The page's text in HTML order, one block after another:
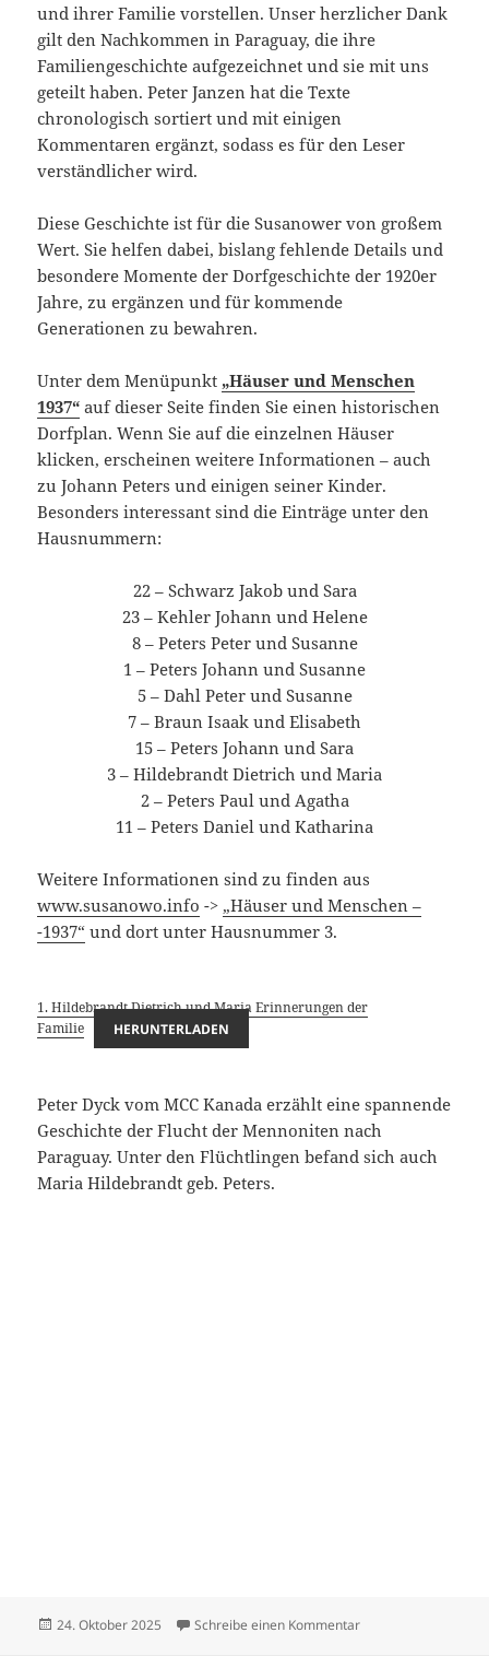
und ihrer Familie vorstellen. Unser herzlicher Dank
gilt den Nachkommen in Paraguay, die ihre
Familiengeschichte aufgezeichnet und sie mit uns
geteilt haben. Peter Janzen hat die Texte
chronologisch sortiert und mit einigen
Kommentaren ergänzt, sodass es für den Leser
verständlicher wird.
Diese Geschichte ist für die Susanower von großem
Wert. Sie helfen dabei, bislang fehlende Details und
besondere Momente der Dorfgeschichte der 1920er
Jahre, zu ergänzen und für kommende
Generationen zu bewahren.
Unter dem Menüpunkt „Häuser und Menschen
1937“ auf dieser Seite finden Sie einen historischen
Dorfplan. Wenn Sie auf die einzelnen Häuser
klicken, erscheinen weitere Informationen – auch
zu Johann Peters und einigen seiner Kinder.
Besonders interessant sind die Einträge unter den
Hausnummern:
22 – Schwarz Jakob und Sara
23 – Kehler Johann und Helene
8 – Peters Peter und Susanne
1 – Peters Johann und Susanne
5 – Dahl Peter und Susanne
7 – Braun Isaak und Elisabeth
15 – Peters Johann und Sara
3 – Hildebrandt Dietrich und Maria
2 – Peters Paul und Agatha
11 – Peters Daniel und Katharina
Weitere Informationen sind zu finden aus
www.susanowo.info -> „Häuser und Menschen –
-1937“ und dort unter Hausnummer 3.
1. Hildebrandt Dietrich und Maria Erinnerungen der
Familie
HERUNTERLADEN
Peter Dyck vom MCC Kanada erzählt eine spannende
Geschichte der Flucht der Mennoniten nach
Paraguay. Unter den Flüchtlingen befand sich auch
Maria Hildebrandt geb. Peters.
Veröffentlicht
24. Oktober 2025 Schreibe einen Kommentarzu Hildebrandt